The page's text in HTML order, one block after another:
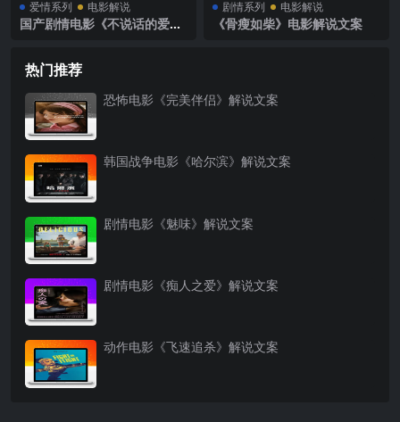
爱情系列 电影解说
国产剧情电影《不说话的爱》
剧情系列 电影解说
《骨瘦如柴》电影解说文案
热门推荐
恐怖电影《完美伴侣》解说文案
韩国战争电影《哈尔滨》解说文案
剧情电影《魅味》解说文案
剧情电影《痴人之爱》解说文案
动作电影《飞速追杀》解说文案